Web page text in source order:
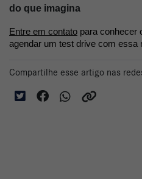
do que imagina
Entre em contato para conhecer
agendar um test drive com essa
Compartilhe esse artigo nas